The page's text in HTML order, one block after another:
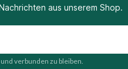
aus unserem Shop.
verbunden zu bleiben.